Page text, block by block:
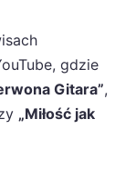
gdzie
Gitara”,
„Miłość jak